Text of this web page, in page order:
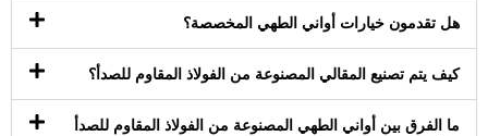
هل تقدمون خيارات أواني الطهي المخصصة؟
كيف يتم تصنيع المقالي المصنوعة من الفولاذ المقاوم للصدأ؟
ما الفرق بين أواني الطهي المصنوعة من الفولاذ المقاوم للصدأ